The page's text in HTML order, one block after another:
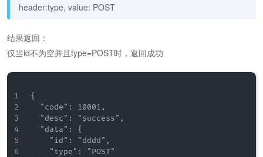
header:type, value: POST
结果返回：
仅当id不为空并且type=POST时，返回成功
{
  "code": 10001,
  "desc": "success",
  "data": {
    "id": "dddd",
    "type": "POST"